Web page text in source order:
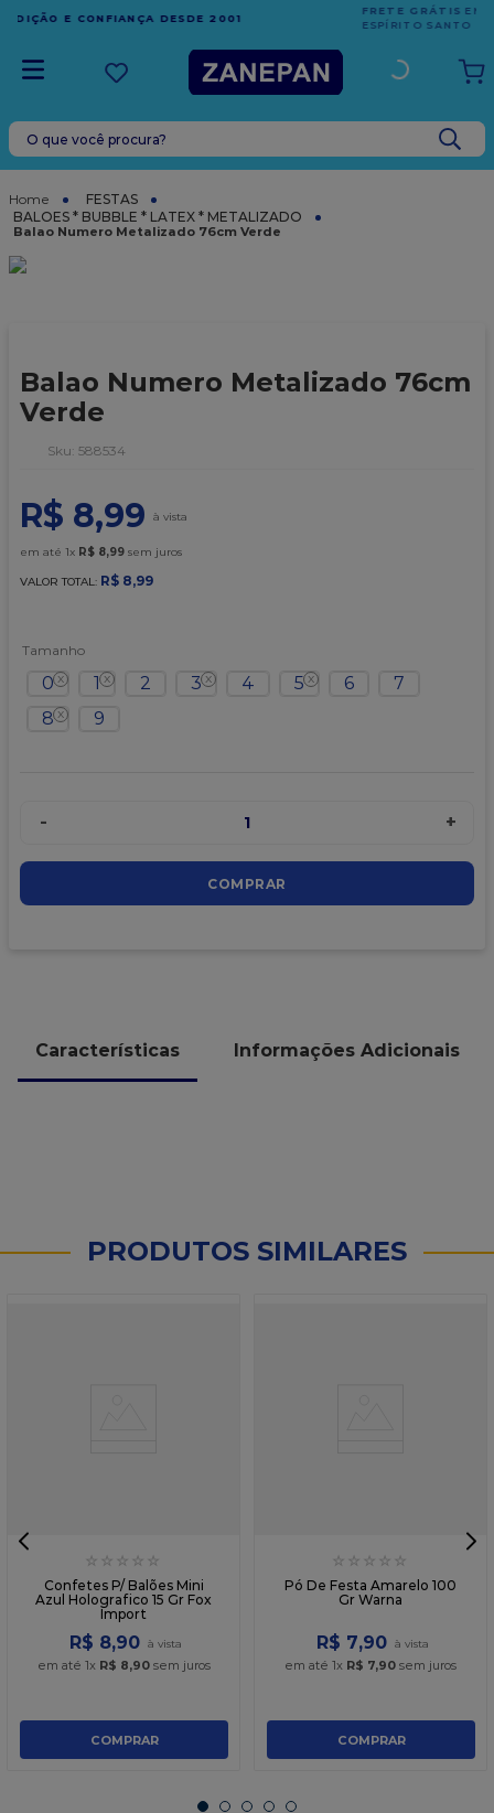
EM COMPRAS ACIMA DE R$1.000,00 PARA O
ESPÍRITO SANTO
O que você procura?
FESTAS
BALOES * BUBBLE * LATEX * METALIZADO
Balao Numero Metalizado 76cm Verde
Balao Numero Metalizado 76cm
Verde
: 588534
R$ 8,99
em até 1x R$ 8,99 sem juros
VALOR TOTAL: R$ 8,99
Tamanho
0 1 2 3 4 5 6
7
8
9
- 1 +
COMPRAR
Características Informações Adicionais
PRODUTOS SIMILARES
☆ ☆ ☆ ☆ ☆
Confetes P/ Balões Mini
Azul Holografico 15 Gr Fox
Import
R$ 8,90
em até 1x R$ 8,90sem juros
COMPRAR
☆ ☆ ☆ ☆ ☆
Pó De Festa Amarelo 100
Gr Warna
R$ 7,90
em até 1x R$ 7,90 sem juros
COMPRAR
TERMOS MAIS BUSCADOS
caixa
2º
leite condensado
6º
sacola
7º
vabene
granulado
9
caixa kraft
chocolate